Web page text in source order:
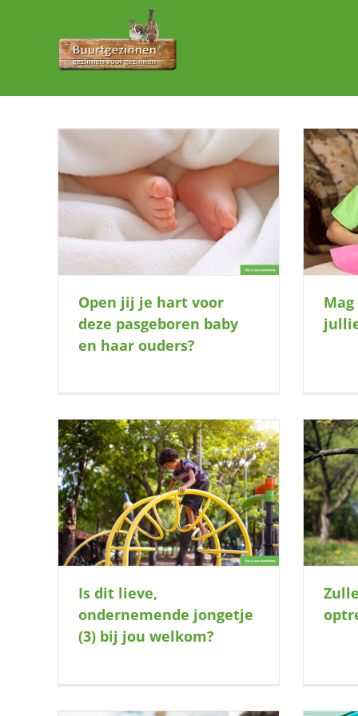
Open jij je hart voor
deze pasgeboren baby
en haar ouders?
Mag ik af en toe bij jullie thuiskomen?
Is dit lieve,
ondernemende jongetje
(3) bij jou welkom?
Zullen we samen optrekken?